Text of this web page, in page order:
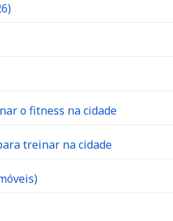
o fitness na cidade
treinar na cidade